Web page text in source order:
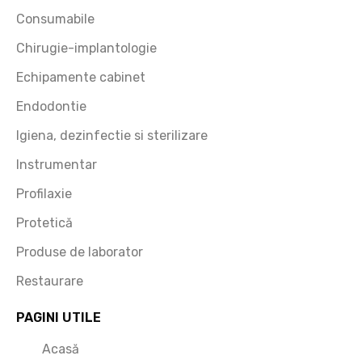
Consumabile
Chirugie-implantologie
Echipamente cabinet
Endodontie
Igiena, dezinfectie si sterilizare
Instrumentar
Profilaxie
Protetică
Produse de laborator
Restaurare
PAGINI UTILE
Acasă